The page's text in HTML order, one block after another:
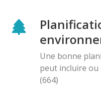
Une bonne
peut incluire ou
(664)